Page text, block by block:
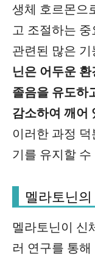
생체 호르몬으
고 조절하는
관련된 많은
닌은 어두운
졸음을 유도하
감소하여 깨어
이러한 과정
기를 유지할
멜라토닌
멜라토닌이 신
러 연구를 통